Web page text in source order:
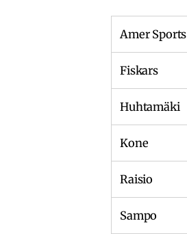
Amer Sports
Fiskars
Huhtamäki
Kone
Raisio
Sampo